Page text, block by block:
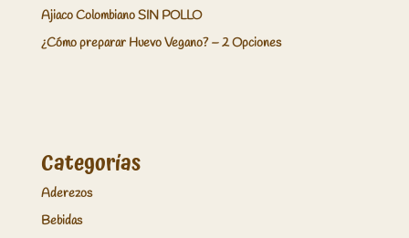
Ajiaco Colombiano SIN POLLO
¿Cómo preparar Huevo Vegano? – 2 Opciones
Categorías
Aderezos
Bebidas